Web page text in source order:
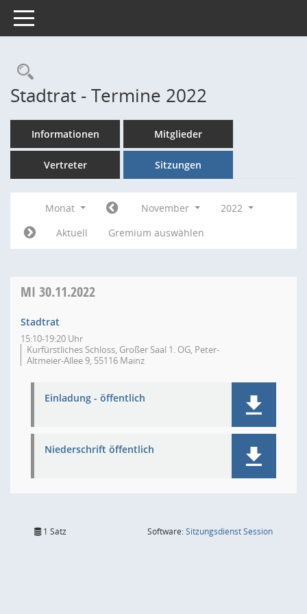
Toggle navigation
Rechercheauswahl
Stadtrat - Termine 2022
Informationen Mitglieder
Vertreter Sitzungen
Monat November
2022
Aktuell
Gremium auswählen
MI 30.11.2022
Stadtrat
15:10-19:20 Uhr
Kurfürstliches Schloss, Großer Saal 1. OG, Peter-
Altmeier-Allee 9, 55116 Mainz
Einladung - öffentlich
Niederschrift öffentlich
1 Satz Software:SitzungsdienstSession(Wird in